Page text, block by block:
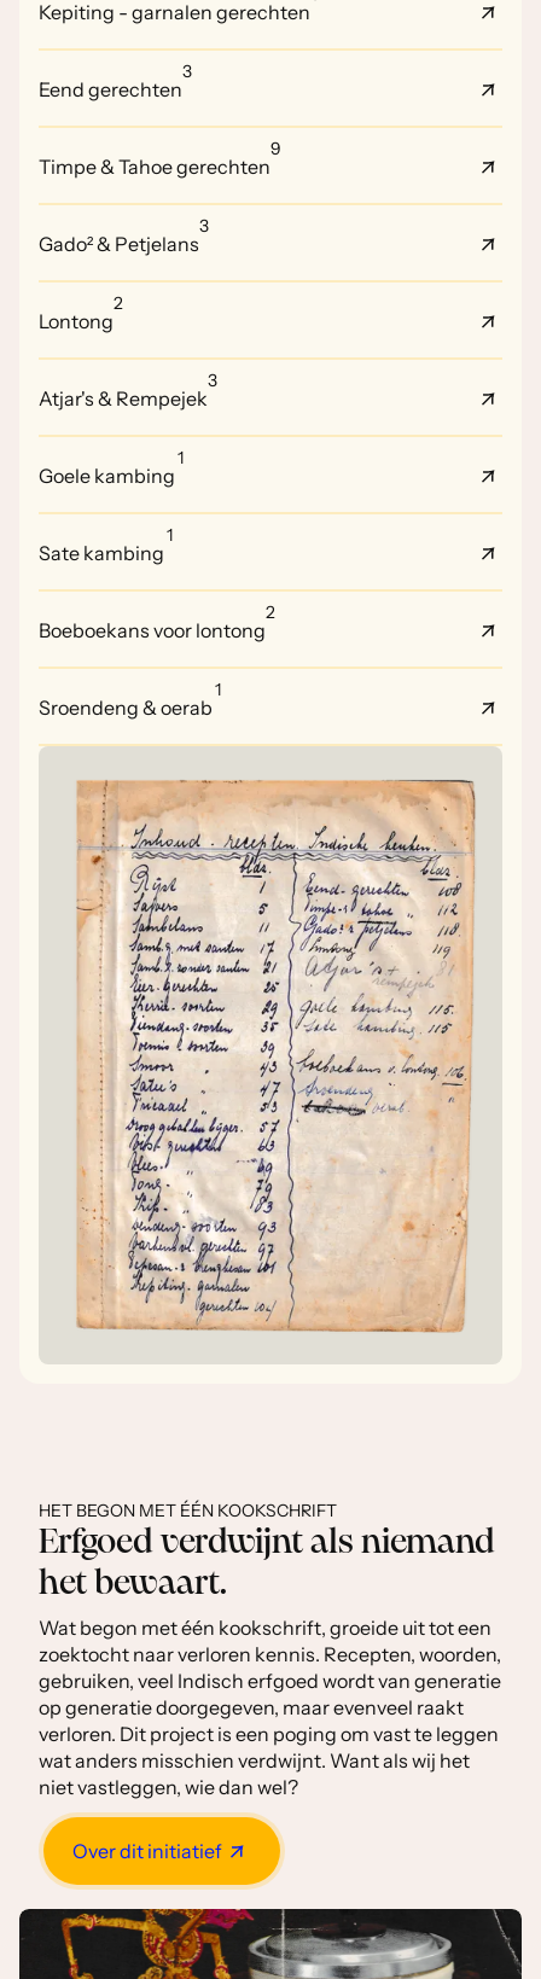
Kepiting - garnalen gerechten
Eend gerechten
3
Timpe & Tahoe gerechten
9
Gado² & Petjelans
3
Lontong
2
Atjar's & Rempejek
3
Goele kambing
1
Sate kambing
1
Boeboekans voor lontong
2
Sroendeng & oerab
1
HET BEGON MET ÉÉN KOOKSCHRIFT
Erfgoed verdwijnt als niemand
het bewaart.
Wat begon met één kookschrift, groeide uit tot een
zoektocht naar verloren kennis. Recepten, woorden,
gebruiken, veel Indisch erfgoed wordt van generatie
op generatie doorgegeven, maar evenveel raakt
verloren. Dit project is een poging om vast te leggen
wat anders misschien verdwijnt. Want als wij het
niet vastleggen, wie dan wel?
Over dit initiatief